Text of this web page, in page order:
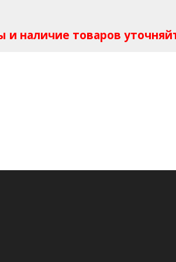
и наличие товаров